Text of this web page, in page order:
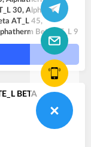
30, Alphatherm
AT_L 45,
Beta AT_L 9
BETA